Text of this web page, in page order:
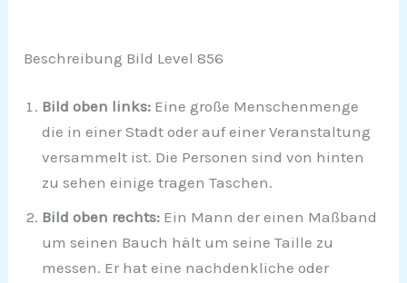
Beschreibung Bild Level 856
Bild oben links: Eine große Menschenmenge
die in einer Stadt oder auf einer Veranstaltung
versammelt ist. Die Personen sind von hinten
zu sehen einige tragen Taschen.
Bild oben rechts: Ein Mann der einen Maßband
um seinen Bauch hält um seine Taille zu
messen. Er hat eine nachdenkliche oder